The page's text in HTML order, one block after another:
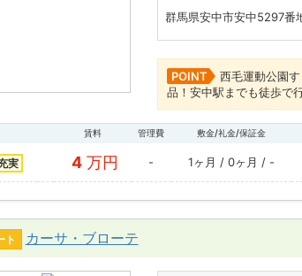
群馬県安中市安中5297番
POINT
西毛運動公園
品！安中駅までも徒歩で
賃料 管理費 敷金/礼金/保証金
実 4 万円 - 1ヶ月 / 0ヶ月 / -
ト カーサ・ブローテ